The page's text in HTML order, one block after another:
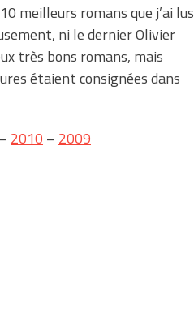
meilleurs romans que j’ai lus
ni le dernier Olivier
très bons romans, mais
étaient consignées dans
– 2010 – 2009